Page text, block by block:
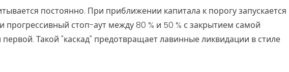
постоянно. При приближении капитала к порогу запускается
прогрессивный стоп-аут между 80 % и 50 % с закрытием самой
Такой "каскад" предотвращает лавинные ликвидации в стиле